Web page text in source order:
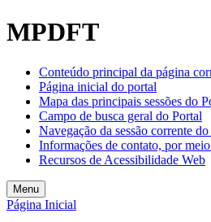
MPDFT
Conteúdo principal da página
Página inicial do portal
Mapa das principais sessões do
Campo de busca geral do Portal
Navegação da sessão corrente
Informações de contato, por
Recursos de Acessibilidade Web
Menu
Página Inicial